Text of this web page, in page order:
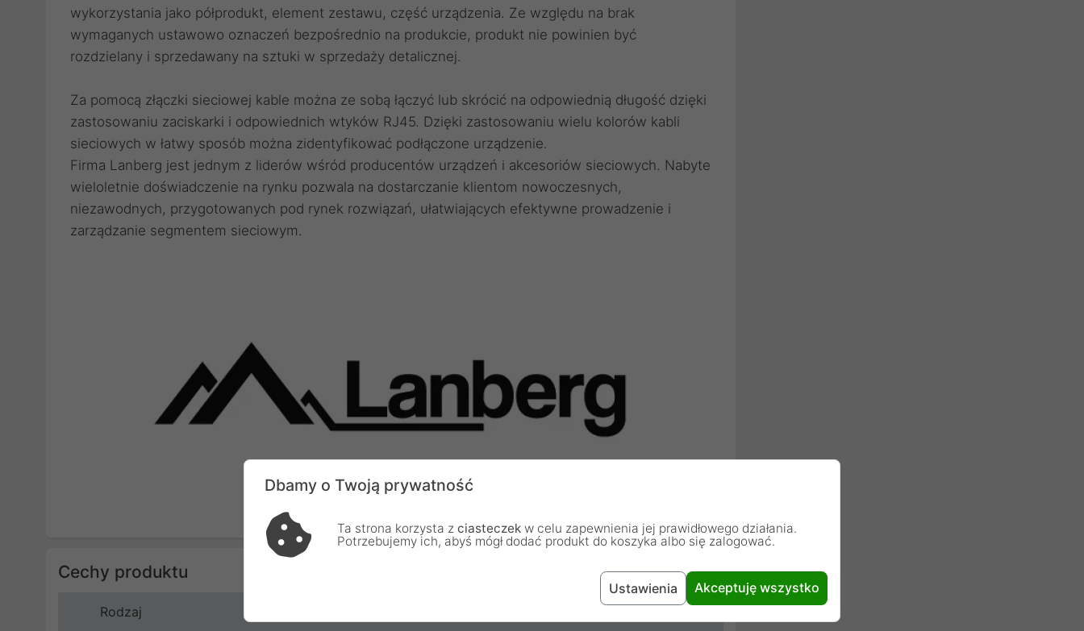
wykorzystania jako półprodukt, element zestawu, część urządzenia. Ze względu na brak
wymaganych ustawowo oznaczeń bezpośrednio na produkcie, produkt nie powinien być
rozdzielany i sprzedawany na sztuki w sprzedaży detalicznej.
Za pomocą złączki sieciowej kable można ze sobą łączyć lub skrócić na odpowiednią długość dzięki
zastosowaniu zaciskarki i odpowiednich wtyków RJ45. Dzięki zastosowaniu wielu kolorów kabli
sieciowych w łatwy sposób można zidentyfikować podłączone urządzenie.
Firma Lanberg jest jednym z liderów wśród producentów urządzeń i akcesoriów sieciowych. Nabyte
wieloletnie doświadczenie na rynku pozwala na dostarczanie klientom nowoczesnych,
niezawodnych, przygotowanych pod rynek rozwiązań, ułatwiających efektywne prowadzenie i
zarządzanie segmentem sieciowym.
Cechy produktu
Rodzaj
Dbamy o Twoją prywatność
Ta strona korzysta z ciasteczek w celu zapewnienia jej prawidłowego działania.
Potrzebujemy ich, abyś mógł dodać produkt do koszyka albo się zalogować.
Ustawienia Akceptuję wszystko